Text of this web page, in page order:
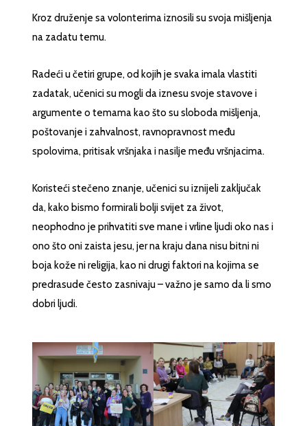
Kroz druženje sa volonterima iznosili su svoja mišljenja
na zadatu temu.
Radeći u četiri grupe, od kojih je svaka imala vlastiti
zadatak, učenici su mogli da iznesu svoje stavove i
argumente o temama kao što su sloboda mišljenja,
poštovanje i zahvalnost, ravnopravnost među
spolovima, pritisak vršnjaka i nasilje među vršnjacima.
Koristeći stečeno znanje, učenici su iznijeli zaključak
da, kako bismo formirali bolji svijet za život,
neophodno je prihvatiti sve mane i vrline ljudi oko nas i
ono što oni zaista jesu, jer na kraju dana nisu bitni ni
boja kože ni religija, kao ni drugi faktori na kojima se
predrasude često zasnivaju – važno je samo da li smo
dobri ljudi.